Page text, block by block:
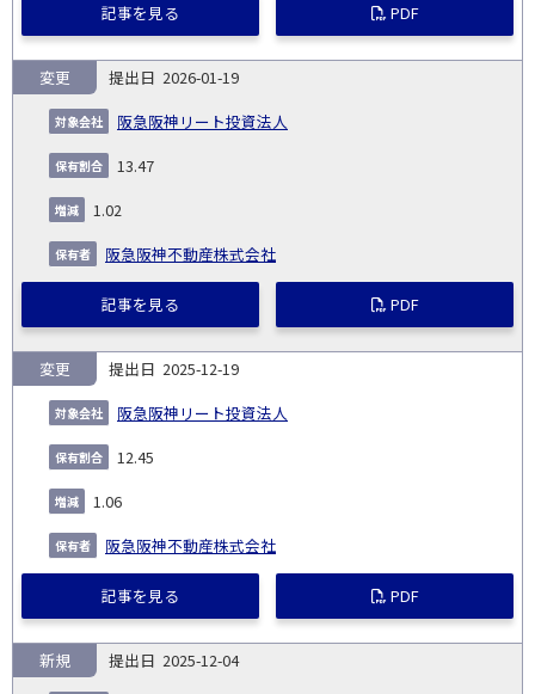
記事を見る PDF
2026-01-19
阪急阪神リート投資法人
変更
13.47
1.02
阪急阪神不動産株式会社
記事を見る PDF
2025-12-19
阪急阪神リート投資法人
変更
12.45
1.06
阪急阪神不動産株式会社
記事を見る PDF
2025-12-04
新規